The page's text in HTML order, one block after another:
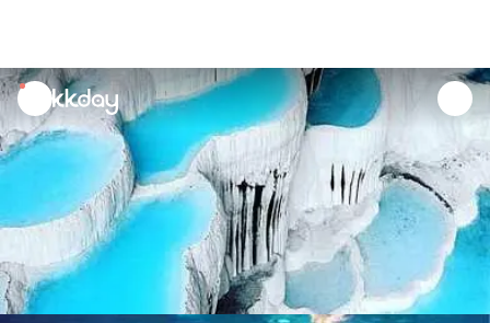
unread
notifications